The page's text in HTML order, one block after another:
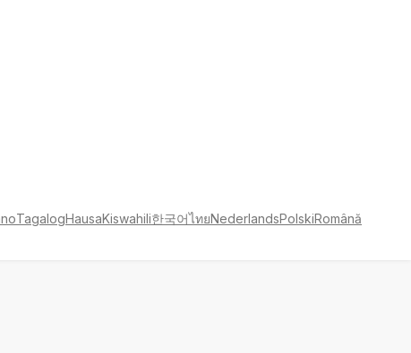
TagalogHausaKiswahili한국어ไทยNederlandsPolskiRomână